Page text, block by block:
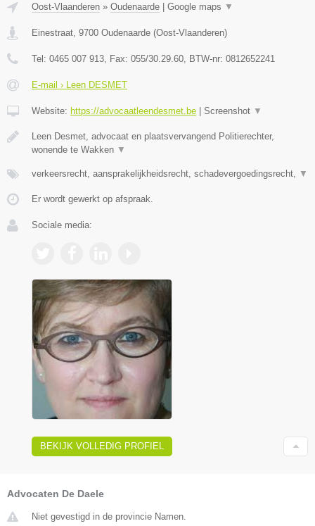
Oost-Vlaanderen » Oudenaarde | Google maps ▼
Einestraat 9700 Oudenaarde (Oost-Vlaanderen)
Tel: 0465 007 913 , Fax: 055/30.29.60 , BTW-nr: 0812652241
E-mail › Leen DESMET
Website: https://advocaatleendesmet.be | Screenshot ▼
Leen Desmet, advocaat en plaatsvervangend Politierechter,
wonende te Wakken ▼
verkeersrecht, aansprakelijkheidsrecht, schadevergoedingsrecht, ▼
Er wordt gewerkt op afspraak.
Sociale media:
BEKIJK VOLLEDIG PROFIEL
Advocaten De Daele
Niet gevestigd in de provincie Namen.